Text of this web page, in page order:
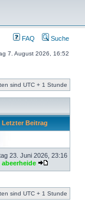
FAQ Suche
7. August 2026, 16:52
sind UTC + 1 Stunde
Letzter Beitrag
23. Juni 2026, 23:16
abeerheide
sind UTC + 1 Stunde